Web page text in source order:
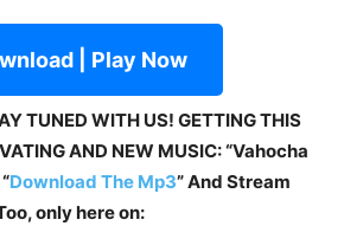
| Play Now
TUNED WITH US! GETTING THIS
AND NEW MUSIC: “Vahocha
Download The Mp3” And Stream
only here on: